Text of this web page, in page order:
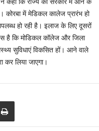
कोरबा में मेडिकल कालेज प्रारंभ हो
हो रही है। इलाज के लिए दूसरों
है कि मोडिकल कॉलेज और जिला
सुविधाएं विकसित हों। आने वाले
कर लिया जाएगा।